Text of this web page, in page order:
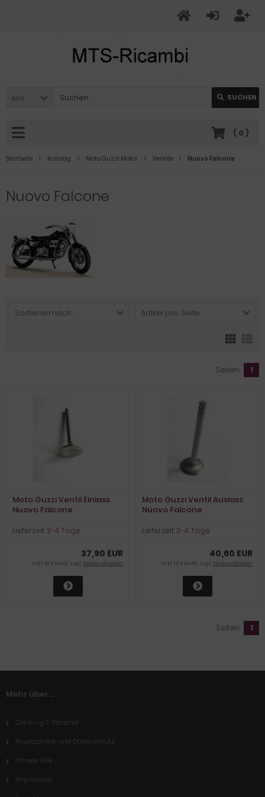
Alle SUCHEN
( 0 )
Startseite Katalog Moto Guzzi Motor Ventile Nuovo Falcone
Nuovo Falcone
Sortieren nach ... Artikel pro Seite
Seiten: 1
Moto Guzzi Ventil Einlass
Nuovo Falcone
Lieferzeit:3-4 Tage
37,90 EUR
inkl. 19 % MwSt. zzgl.Versandkosten
Moto Guzzi Ventil Auslass
Nuovo Falcone
Lieferzeit:3-4 Tage
40,60 EUR
inkl. 19 % MwSt. zzgl.Versandkosten
Seiten: 1
Mehr über...
Zahlung & Versand
Privatsphäre und Datenschutz
Unsere AGB
Impressum